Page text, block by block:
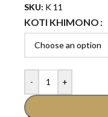
SKU: K 11
KOTI KHIMONO
- +